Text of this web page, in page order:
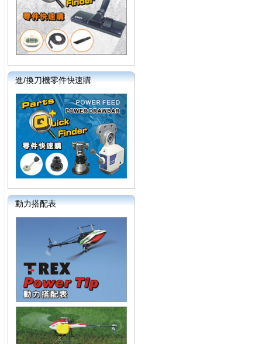
進/換刀機零件快速購
動力搭配表